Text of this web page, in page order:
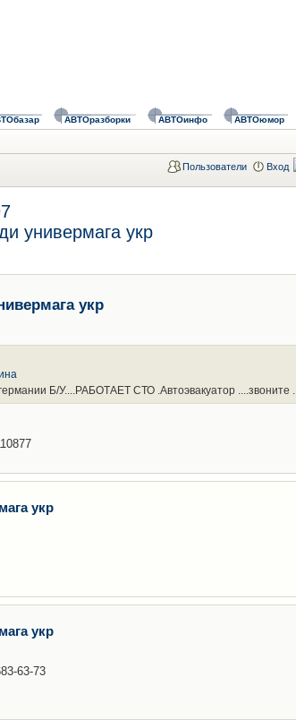
АВТОразборки АВТОинфо АВТОюмор
Пользователи Вход
универмага укр
укр
Б/У....РАБОТАЕТ СТО .Автоэвакуатор ....звоните
укр
укр
63-73